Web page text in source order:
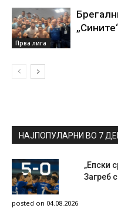
Прва лига
НАЈПОПУЛАРНИ ВО 7
„Епски
Загреб
posted on 04.08.2026